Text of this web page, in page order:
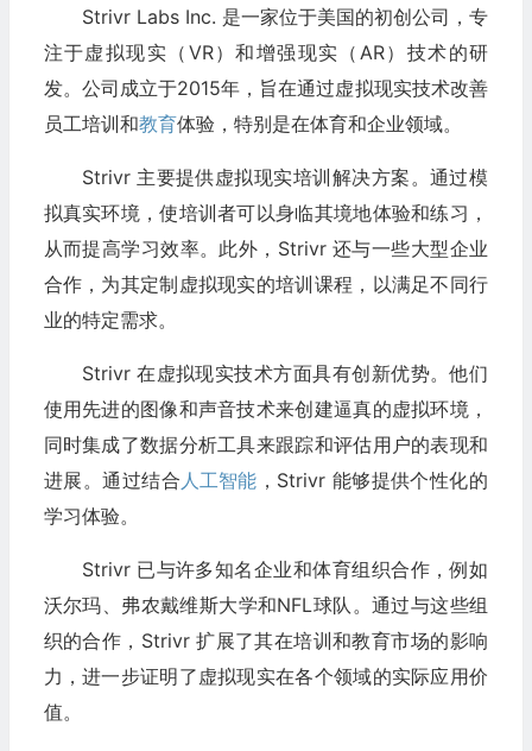
Strivr Labs Inc. 是一家位于美国的初创公司，专
注于虚拟现实（VR）和增强现实（AR）技术的研
发。公司成立于2015年，旨在通过虚拟现实技术改善
员工培训和教育体验，特别是在体育和企业领域。
Strivr 主要提供虚拟现实培训解决方案。通过模
拟真实环境，使培训者可以身临其境地体验和练习，
从而提高学习效率。此外，Strivr 还与一些大型企业
合作，为其定制虚拟现实的培训课程，以满足不同行
业的特定需求。
Strivr 在虚拟现实技术方面具有创新优势。他们
使用先进的图像和声音技术来创建逼真的虚拟环境，
同时集成了数据分析工具来跟踪和评估用户的表现和
进展。通过结合 人工智能 ，Strivr 能够提供个性化的
学习体验。
Strivr 已与许多知名企业和体育组织合作，例如
沃尔玛、弗农戴维斯大学和NFL球队。通过与这些组
织的合作，Strivr 扩展了其在培训和教育市场的影响
力，进一步证明了虚拟现实在各个领域的实际应用价
值。